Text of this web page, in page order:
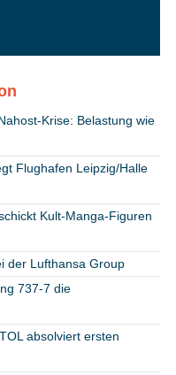
Krise: Belastung wie
Flughafen Leipzig/Halle
Kult-Manga-Figuren
der Lufthansa Group
737-7 die
absolviert ersten